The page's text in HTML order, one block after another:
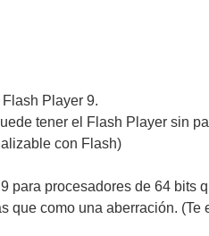
Player 9.
tener el Flash Player sin
con Flash)
procesadores de 64 bits
que como una aberración. (Te